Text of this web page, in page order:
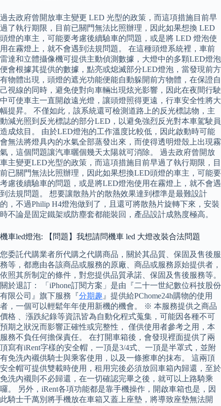
過去政府曾開放車主變更 LED 光型的政策，而這項措施目前早
過了執行期限，目前已關門無法比照辦理，因此如果想換 LED
頭燈的車主，可能要考慮後續驗車的問題，或是將 LED 燈泡使
用在霧燈上，就不會遇到法規問題。 在這種頭燈系統裡，車前
雷達和立體攝像機可提供主動偵測數據，大燈中的多顆LED燈泡
便會根據其提供的數據，點亮或熄滅部分LED燈泡，當發現前方
有物體出現，頭燈的遮光功能便能自動躲開前方物體，在保證自
己視線的同時，避免使對向車輛出現炫光影響，因此在夜間行駛
中可使車主一直開啟遠光燈，讓頭燈照得更遠，行車安全性將大
幅提昇。 不僅如此，該系統還可檢測道路上的反光標誌物，主
動減光照到反光標誌的部分LED，以避免強烈反光對本車駕駛員
造成炫目。 由於LED燈泡的工作溫度比較低，因此啟動時可能
會無法將燈具內的水氣全部蒸發出來，而使得透明燈殼上出現霧
氣，這個問題讓汽車曬個幾天太陽就可消除。 過去政府曾開放
車主變更LED光型的政策，而這項措施目前早過了執行期限，目
前已關門無法比照辦理，因此如果想換LED頭燈的車主，可能要
考慮後續驗車的問題，或是將LED燈泡使用在霧燈上，就不會遇
到法規問題。 想要讓散熱片的散熱效果達到標準是最難設計
的，不過Philip H4燈泡做到了，且還可將散熱片旋轉下來，安裝
時不論是固定鐵架或防塵套都能裝回，產品設計成熟度極高。
機車led燈泡: 【問題】我想請問機車 led 大燈改裝合法問題
您委託代購業者所代購之代購商品，關於其品質、保固及售後服
務等，都應由各該商品或服務的原廠、商品或服務原始提供者，
依照其所制定的條件，對您提供品質承諾、保固及售後服務等。
關於退訂： 「iPhone訂閱方案」是由『二十一世紀數位科技股份
有限公司』旗下服務『分期趣 』提供給PChome24h購物的使用
者，一個可以輕鬆年年使用新機的機會。 ※ 本服務提供之商品
價格 、漲跌紀錄等資訊皆為自動化程式蒐集，可能因各種不可
預期之狀況而影響正確性或完整性， 僅供使用者參考之用，本
服務不負任何擔保責任。 在打開車箱後，會發現裡面提供了兩
頂寫有iRent字樣的安全帽，一頂是3/4式、一頂是半罩式，並附
有免洗內襯供騎士與乘客使用，以及一條擦車的抹布。 這兩頂
安全帽可提供雙載時使用，租用完後必須放回車箱內歸還，至於
免洗內襯則不必歸還，在一切確認完畢之後，就可以上路騎乘
囉。 另外，iRent各項功能都是靠手機操作，開啟車箱也是，因
此騎士千萬別將手機放在車箱又蓋上座墊，將導致座墊無法開